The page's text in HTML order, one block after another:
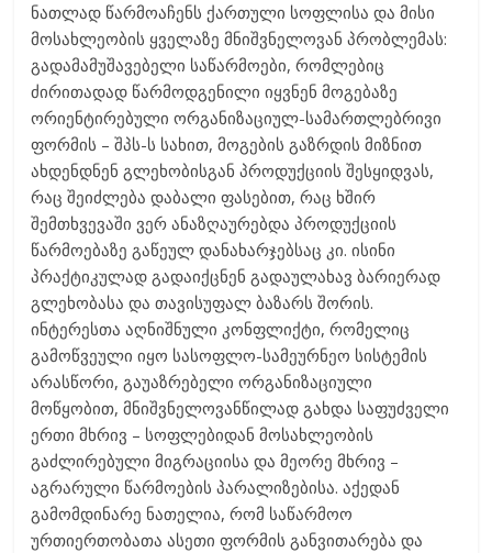
ნათლად წარმოაჩენს ქართული სოფლისა და მისი
მოსახლეობის ყველაზე მნიშვნელოვან პრობლემას:
გადამამუშავებელი საწარმოები, რომლებიც
ძირითადად წარმოდგენილი იყვნენ მოგებაზე
ორიენტირებული ორგანიზაციულ-სამართლებრივი
ფორმის – შპს-ს სახით, მოგების გაზრდის მიზნით
ახდენდნენ გლეხობისგან პროდუქციის შესყიდვას,
რაც შეიძლება დაბალი ფასებით, რაც ხშირ
შემთხვევაში ვერ ანაზღაურებდა პროდუქციის
წარმოებაზე გაწეულ დანახარჯებსაც კი. ისინი
პრაქტიკულად გადაიქცნენ გადაულახავ ბარიერად
გლეხობასა და თავისუფალ ბაზარს შორის.
ინტერესთა აღნიშნული კონფლიქტი, რომელიც
გამოწვეული იყო სასოფლო-სამეურნეო სისტემის
არასწორი, გაუაზრებელი ორგანიზაციული
მოწყობით, მნიშვნელოვანწილად გახდა საფუძველი
ერთი მხრივ – სოფლებიდან მოსახლეობის
გაძლირებული მიგრაციისა და მეორე მხრივ –
აგრარული წარმოების პარალიზებისა. აქედან
გამომდინარე ნათელია, რომ საწარმოო
ურთიერთობათა ასეთი ფორმის განვითარება და